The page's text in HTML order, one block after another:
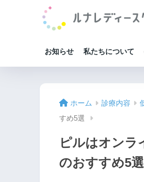
お知らせ 私たちについて
ホーム 診療内容
すめ5選
ピルはオンラ
のおすすめ5選